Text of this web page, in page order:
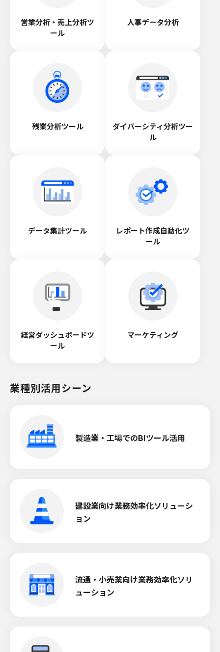
営業分析・売上分析ツ
ール
人事データ分析
残業分析ツール
ダイバーシティ分析ツー
ル
データ集計ツール
レポート作成自動化ツ
ール
経営ダッシュボードツ
ール
マーケティング
業種別活用シーン
製造業・工場でのBIツール活用
建設業向け業務効率化ソリューシ
ョン
流通・小売業向け業務効率化ソリ
ューション